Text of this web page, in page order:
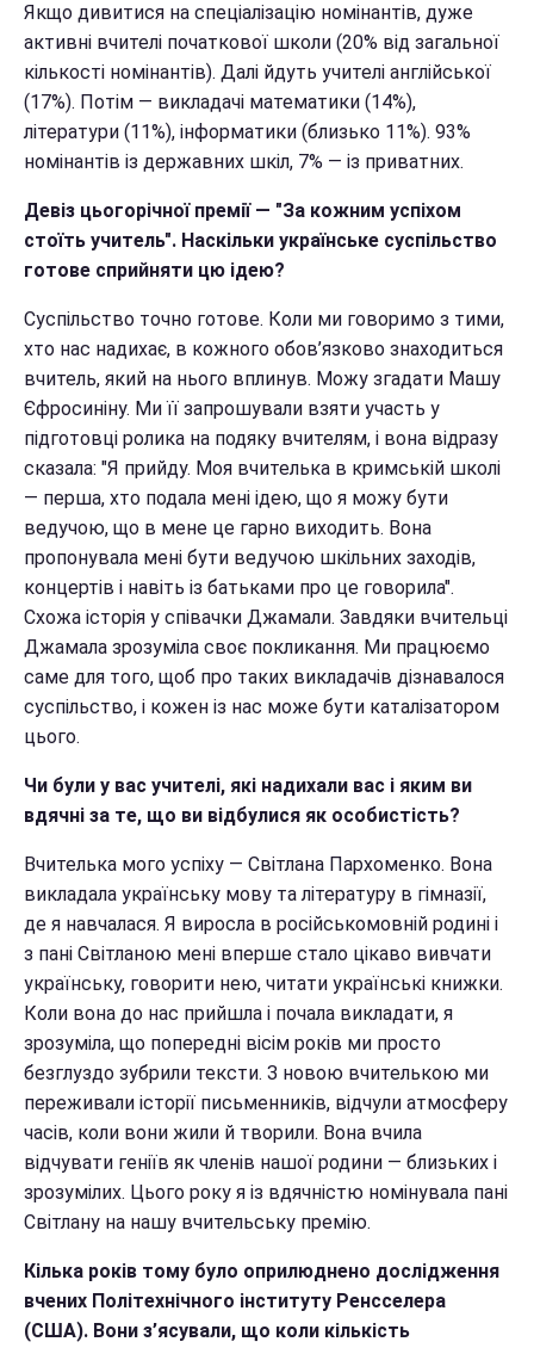
Якщо дивитися на спеціалізацію номінантів, дуже
активні вчителі початкової школи (20% від загальної
кількості номінантів). Далі йдуть учителі англійської
(17%). Потім — викладачі математики (14%),
літератури (11%), інформатики (близько 11%). 93%
номінантів із державних шкіл, 7% — із приватних.
Девіз цьогорічної премії — "За кожним успіхом
стоїть учитель". Наскільки українське суспільство
готове сприйняти цю ідею?
Суспільство точно готове. Коли ми говоримо з тими,
хто нас надихає, в кожного обов’язково знаходиться
вчитель, який на нього вплинув. Можу згадати Машу
Єфросиніну. Ми її запрошували взяти участь у
підготовці ролика на подяку вчителям, і вона відразу
сказала: "Я прийду. Моя вчителька в кримській школі
— перша, хто подала мені ідею, що я можу бути
ведучою, що в мене це гарно виходить. Вона
пропонувала мені бути ведучою шкільних заходів,
концертів і навіть із батьками про це говорила".
Схожа історія у співачки Джамали. Завдяки вчительці
Джамала зрозуміла своє покликання. Ми працюємо
саме для того, щоб про таких викладачів дізнавалося
суспільство, і кожен із нас може бути каталізатором
цього.
Чи були у вас учителі, які надихали вас і яким ви
вдячні за те, що ви відбулися як особистість?
Вчителька мого успіху — Світлана Пархоменко. Вона
викладала українську мову та літературу в гімназії,
де я навчалася. Я виросла в російськомовній родині і
з пані Світланою мені вперше стало цікаво вивчати
українську, говорити нею, читати українські книжки.
Коли вона до нас прийшла і почала викладати, я
зрозуміла, що попередні вісім років ми просто
безглуздо зубрили тексти. З новою вчителькою ми
переживали історії письменників, відчули атмосферу
часів, коли вони жили й творили. Вона вчила
відчувати геніїв як членів нашої родини — близьких і
зрозумілих. Цього року я із вдячністю номінувала пані
Світлану на нашу вчительську премію.
Кілька років тому було оприлюднено дослідження
вчених Політехнічного інституту Ренсселера
(США). Вони з’ясували, що коли кількість